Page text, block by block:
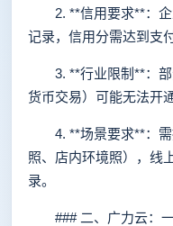
2. **信用要求**：企
记录，信用分需达到支
3. **行业限制**：部
货币交易）可能无法开
4. **场景要求**：需
照、店内环境照），线
录。
### 二、广力云：一